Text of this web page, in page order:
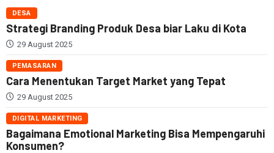
DESA
Strategi Branding Produk Desa biar Laku di Kota
29 August 2025
PEMASARAN
Cara Menentukan Target Market yang Tepat
29 August 2025
DIGITAL MARKETING
Bagaimana Emotional Marketing Bisa Mempengaruhi
Konsumen?